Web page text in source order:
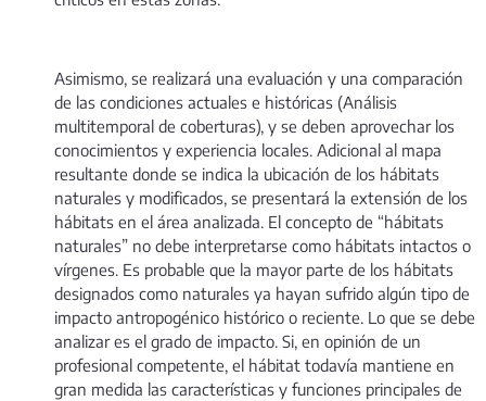
Asimismo, se realizará una evaluación y una comparación
de las condiciones actuales e históricas (Análisis
multitemporal de coberturas), y se deben aprovechar los
conocimientos y experiencia locales. Adicional al mapa
resultante donde se indica la ubicación de los hábitats
naturales y modificados, se presentará la extensión de los
hábitats en el área analizada. El concepto de “hábitats
naturales” no debe interpretarse como hábitats intactos o
vírgenes. Es probable que la mayor parte de los hábitats
designados como naturales ya hayan sufrido algún tipo de
impacto antropogénico histórico o reciente. Lo que se debe
analizar es el grado de impacto. Si, en opinión de un
profesional competente, el hábitat todavía mantiene en
gran medida las características y funciones principales de